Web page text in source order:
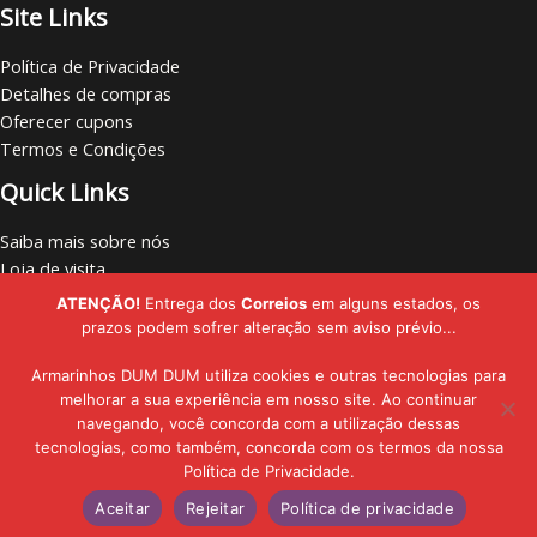
Adicionar ao carrinho
Site Links
Política de Privacidade
Detalhes de compras
Oferecer cupons
Termos e Condições
Quick Links
Saiba mais sobre nós
Loja de visita
Vamos nos conectar
Localize lojas
Copyright © - 2019 - 2026 | Armarinhos DUM DUM | Todos os Direitos
Reservados
ATENÇÃO! Entrega dos Correios em alguns estados, os
prazos podem sofrer alteração sem aviso prévio...
Armarinhos DUM DUM utiliza cookies e outras tecnologias para
melhorar a sua experiência em nosso site. Ao continuar
navegando, você concorda com a utilização dessas
tecnologias, como também, concorda com os termos da nossa
Política de Privacidade.
Aceitar
Rejeitar Política de privacidade